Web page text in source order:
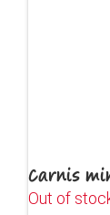
Carnis
Out of